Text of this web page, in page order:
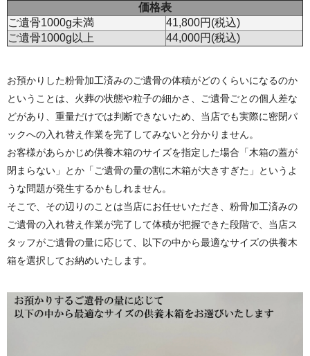
価格表
ご遺骨1000g未満
41,800円(税込)
ご遺骨1000g以上
44,000円(税込)
お預かりした粉骨加工済みのご遺骨の体積がどのくらいになるのか
ということは、火葬の状態や粒子の細かさ、ご遺骨ごとの個人差な
どがあり、重量だけでは判断できないため、当店でも実際に密閉パ
ックへの入れ替え作業を完了してみないと分かりません。
お客様があらかじめ供養木箱のサイズを指定した場合「木箱の蓋が
閉まらない」とか「ご遺骨の量の割に木箱が大きすぎた」というよ
うな問題が発生するかもしれません。
そこで、その辺りのことは当店にお任せいただき、粉骨加工済みの
ご遺骨の入れ替え作業が完了して体積が把握できた段階で、当店ス
タッフがご遺骨の量に応じて、以下の中から最適なサイズの供養木
箱を選択してお納めいたします。